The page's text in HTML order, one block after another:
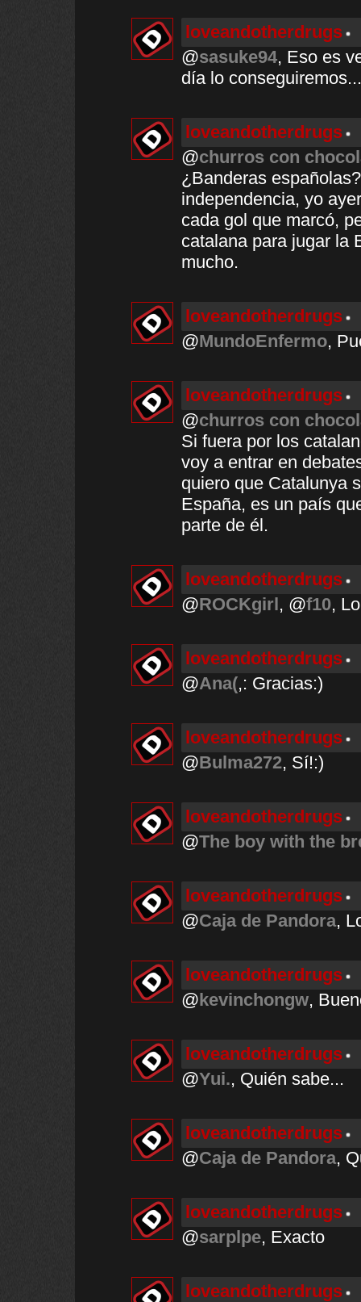
loveandotherdrugs
@sasuke94, Eso es
día lo conseguiremos...
loveandotherdrugs
@churros con
¿Banderas
independencia, yo
cada gol que marcó,
catalana para jugar la
mucho.
loveandotherdrugs
@MundoEnfermo,
loveandotherdrugs
@churros con
Si fuera por los
voy a entrar en
quiero que Catalunya
España, es un país
parte de él.
loveandotherdrugs
@ROCKgirl, @f10,
loveandotherdrugs
@Ana(,: Gracias:)
loveandotherdrugs
@Bulma272, Sí!:)
loveandotherdrugs
@The boy with the
loveandotherdrugs
@Caja de Pandora,
loveandotherdrugs
@kevinchongw,
loveandotherdrugs
@Yui., Quién sabe...
loveandotherdrugs
@Caja de Pandora,
loveandotherdrugs
@sarplpe, Exacto
loveandotherdrugs